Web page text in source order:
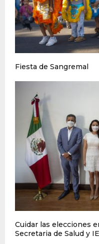
Fiesta de Sangremal
Cuidar las elecciones
Secretaria de Salud y